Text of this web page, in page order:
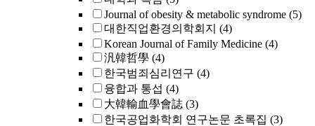
Journal of obesity & metabolic syndrome (5)
대한직업환경의학회지 (4)
Korean Journal of Family Medicine (4)
汎韓哲學 (4)
한국범죄심리연구 (4)
융합과 통섭 (4)
大韓輸血學會誌 (3)
한국공업화학회 연구논문 초록집 (3)